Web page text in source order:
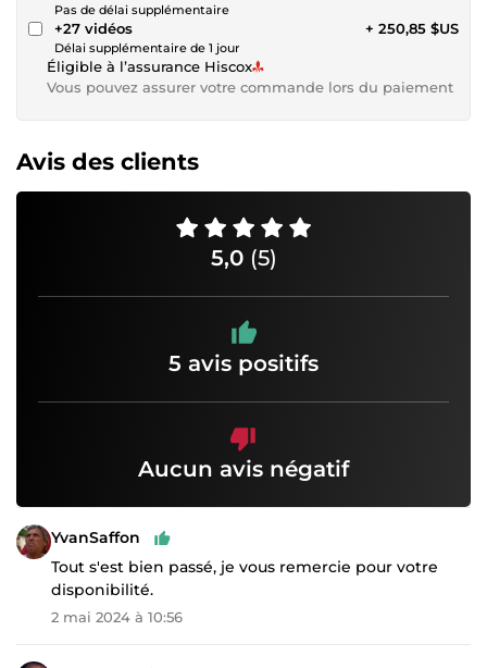
Pas de délai supplémentaire
+27 vidéos
Délai supplémentaire de 1 jour
+ 250,85 $US
Éligible à l’assurance Hiscox
Vous pouvez assurer votre commande lors du paiement
Avis des clients
5,0 (5)
5 avis positifs
Aucun avis négatif
YvanSaffon
Tout s'est bien passé, je vous remercie pour votre
disponibilité.
2 mai 2024 à 10:56